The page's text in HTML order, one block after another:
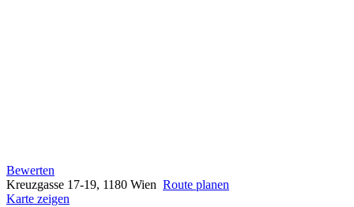
Bewerten
Kreuzgasse 17-19, 1180 Wien Route planen
Karte zeigen